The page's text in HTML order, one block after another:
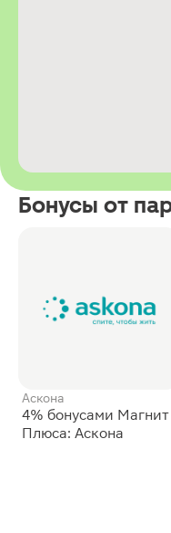
Бонусы от
Аскона
4% бонусами Магнит
Плюса: Аскона